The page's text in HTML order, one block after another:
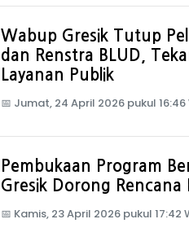
Wabup Gresik Tutup
dan Renstra BLUD,
Layanan Publik
📅 Jumat, 24 April 2026 pukul 16:46
Pembukaan Program
Gresik Dorong Rencana
📅 Kamis, 23 April 2026 pukul 17:42